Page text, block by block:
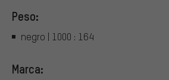
Peso:
negro | 1000 : 164
Marca: